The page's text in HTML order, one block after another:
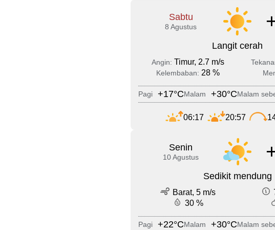
Sabtu
8 Agustus
Langit cerah
Angin: Timur, 2.7 m/s
Kelembaban: 28 %
Pagi +17°CMalam +30°CMalam
06:17 20:57
Senin
10 Agustus
Sedikit mendung
Barat, 5 m/s
30 %
Pagi +22°CMalam +30°CMalam